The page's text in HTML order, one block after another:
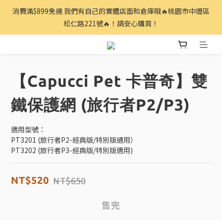
消費滿$899免運 我們有自己的實體店面和倉庫哦🔥桃園市中壢區
松仁路221號🔥！請安心購買！
【Capucci Pet 卡普奇】雙
鐵保護網 (旅行者P2/P3)
適用型號：
PT3201 (旅行者P2-經典版/特別版通用）
PT3202 (旅行者P3-經典版/特別版適用)
NT$520 NT$650
售完